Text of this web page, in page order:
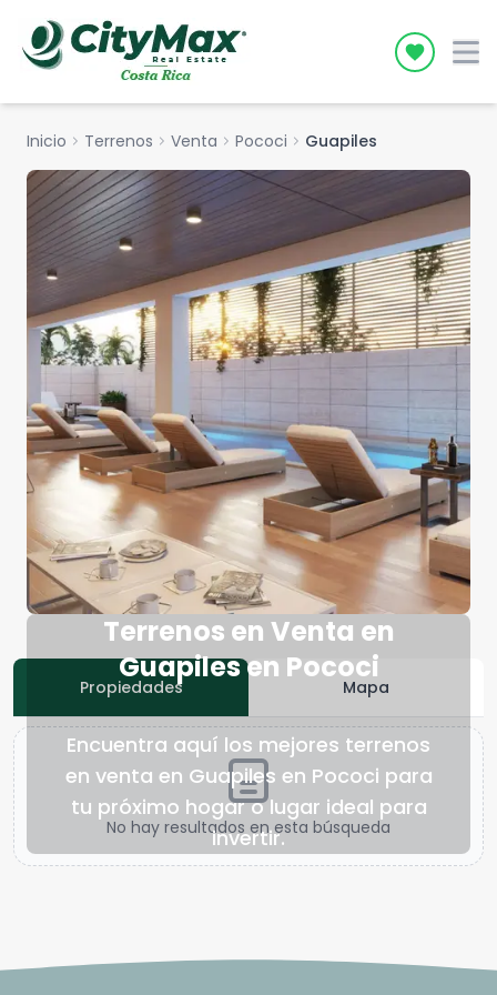
Icon
Inicio chevron_right Terrenos chevron_right Venta chevron_right Pococi chevron_right Guapiles
Terrenos en Venta en
Guapiles en Pococi
Encuentra aquí los mejores terrenos
en venta en Guapiles en Pococi para
tu próximo hogar o lugar ideal para
invertir.
Propiedades Mapa
No hay resultados en esta búsqueda